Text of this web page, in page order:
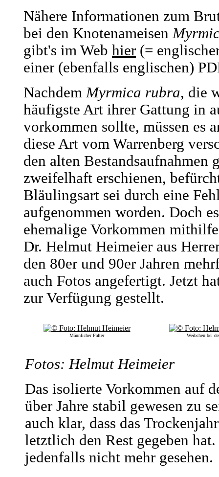
Nähere Informationen zum
bei den Knotenameisen
gibt's im Web hier (=
einer (ebenfalls englischen)
NachdemMyrmica rubra, die
häufigste Art ihrer Gattung in
vorkommen sollte, müssen es
diese Art vom Warrenberg
den alten Bestandsaufnahmen
zweifelhaft erschienen,
Bläulingsart sei durch eine
aufgenommen worden. Doch
ehemalige Vorkommen
Dr. Helmut Heimeier aus
den 80er und 90er Jahren
auch Fotos angefertigt. Jetzt
zur Verfügung gestellt.
Männlicher Falter Weibchen bei
Fotos: Helmut Heimeier
Das isolierte Vorkommen auf
über Jahre stabil gewesen zu
auch klar, dass das
letztlich den Rest gegeben
jedenfalls nicht mehr gesehen.